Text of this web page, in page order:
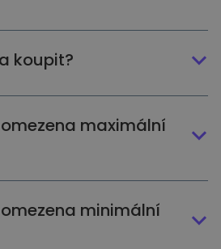
koupit?
maximální
minimální